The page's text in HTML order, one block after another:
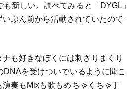
新しい。調べてみると「DYGL」
いぶん前から活動されていたので
も好きなぼくには刺さりまくり
DNAを受けついでいるように聞こ
演奏もMixも歌もめちゃくちゃ丁